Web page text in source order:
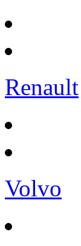
Renault
Volvo